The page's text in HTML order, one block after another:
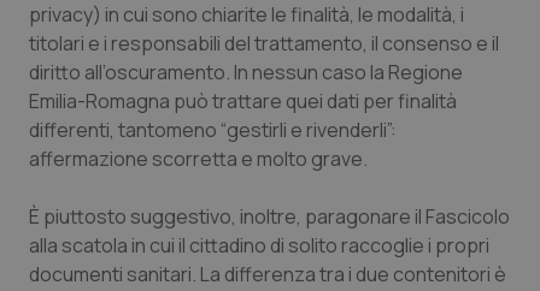
Tumore ovarico
Tumori del Polmone & Testa Collo
Tumori gastrointestinali
Ulcera & Reflusso
Vaccini
privacy) in cui sono chiarite le finalità, le modalità, i
titolari e i responsabili del trattamento, il consenso e il
diritto all’oscuramento. In nessun caso la Regione
Emilia-Romagna può trattare quei dati per finalità
differenti, tantomeno “gestirli e rivenderli”:
affermazione scorretta e molto grave.
È piuttosto suggestivo, inoltre, paragonare il Fascicolo
alla scatola in cui il cittadino di solito raccoglie i propri
documenti sanitari. La differenza tra i due contenitori è